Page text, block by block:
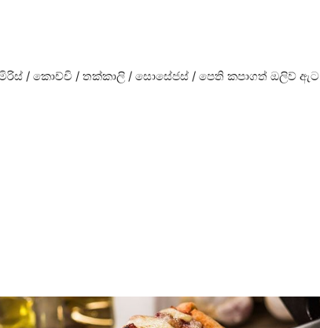
/ කොච්චි / තක්කාලි / සොසේජස් / පෙති කපාගත් ඔලිව් ඇට